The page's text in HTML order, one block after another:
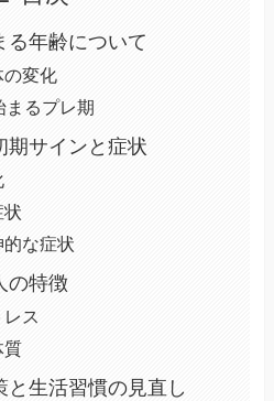
る年齢について
の変化
まるプレ期
期サインと症状
状
な症状
の特徴
ス
質
と生活習慣の見直し